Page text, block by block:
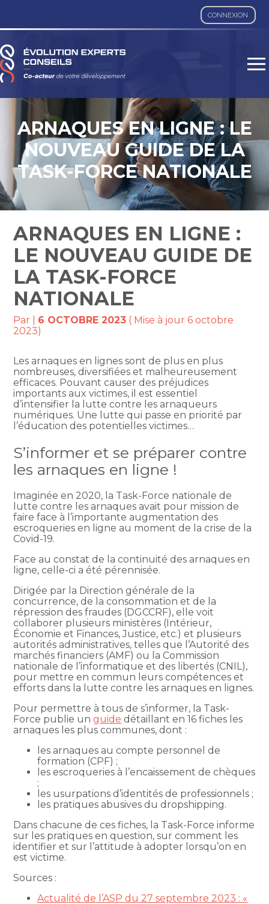
CONNEXION
Aller
au
ARNAQUES EN LIGNE : LE
NOUVEAU GUIDE DE LA
TASK-FORCE NATIONALE
ARNAQUES EN LIGNE :
LE NOUVEAU GUIDE DE
LA TASK-FORCE
NATIONALE
Par 6 OCTOBRE 2023 ( Mise à jour 6 octobre
2023)
Les arnaques en lignes sont de plus en plus
nombreuses, diversifiées et malheureusement
efficaces. Pouvant causer des préjudices
importants aux victimes, il est essentiel
d’intensifier la lutte contre les arnaqueurs
numériques. Une lutte qui passe en priorité par
l’éducation des potentielles victimes…
S’informer et se préparer contre
les arnaques en ligne !
Imaginée en 2020, la Task-Force nationale de
lutte contre les arnaques avait pour mission de
faire face à l’importante augmentation des
escroqueries en ligne au moment de la crise de la
Covid-19.
Face au constat de la continuité des arnaques en
ligne, celle-ci a été pérennisée.
Dirigée par la Direction générale de la
concurrence, de la consommation et de la
répression des fraudes (DGCCRF), elle voit
collaborer plusieurs ministères (Intérieur,
Économie et Finances, Justice, etc.) et plusieurs
autorités administratives, telles que l’Autorité des
marchés financiers (AMF) ou la Commission
nationale de l’informatique et des libertés (CNIL),
pour mettre en commun leurs compétences et
efforts dans la lutte contre les arnaques en lignes.
Pour permettre à tous de s’informer, la Task-
Force publie unguide détaillant en 16 fiches les
arnaques les plus communes, dont :
les arnaques au compte personnel de
formation (CPF) ;
les escroqueries à l’encaissement de chèques
;
les usurpations d’identités de professionnels ;
les pratiques abusives du dropshipping.
Dans chacune de ces fiches, la Task-Force informe
sur les pratiques en question, sur comment les
identifier et sur l’attitude à adopter lorsqu’on en
est victime.
Sources :
Actualité de l’ASP du 27 septembre 2023 : «